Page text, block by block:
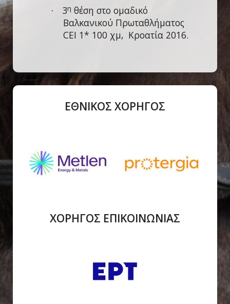
· 3η θέση στο ομαδικό
Βαλκανικού Πρωταθλήματος
CEI 1* 100 χμ, Κροατία 2016.
ΕΘΝΙΚΟΣ ΧΟΡΗΓΟΣ
ΧΟΡΗΓΟΣ ΕΠΙΚΟΙΝΩΝΙΑΣ